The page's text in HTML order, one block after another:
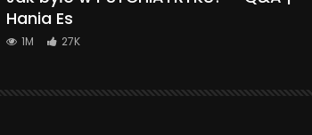
Hania Es
1M 27K